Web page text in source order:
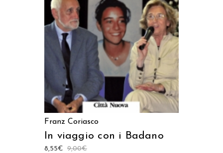
LEGGI TUTTO
Franz Coriasco
In viaggio con i Badano
9,00€
8,55€